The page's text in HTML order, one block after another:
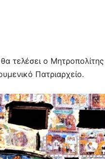
θα τελέσει ο
Πατριαρχείο.